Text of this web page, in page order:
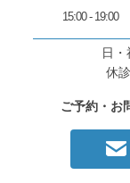
15:00 - 19:00
日
休
ご予約・お